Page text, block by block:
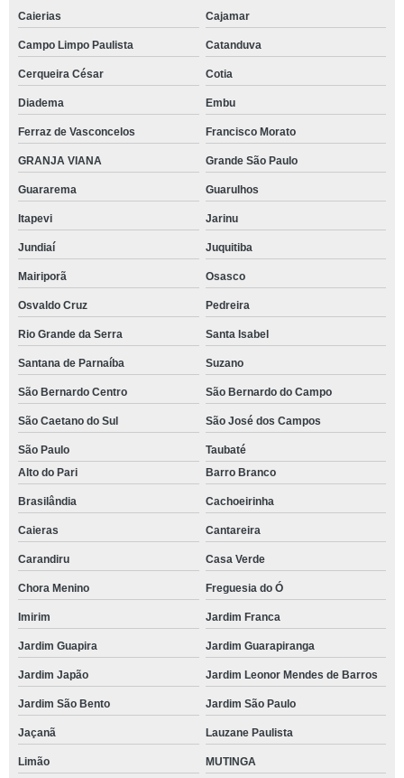
Caierias Cajamar
Campo Limpo Paulista Catanduva
Cerqueira César Cotia
Diadema Embu
Ferraz de Vasconcelos Francisco Morato
GRANJA VIANA Grande São Paulo
Guararema Guarulhos
Itapevi Jarinu
Jundiaí Juquitiba
Mairiporã Osasco
Osvaldo Cruz Pedreira
Rio Grande da Serra Santa Isabel
Santana de Parnaíba Suzano
São Bernardo Centro São Bernardo do Campo
São Caetano do Sul São José dos Campos
São Paulo
Taubaté
Alto do Pari
Barro Branco
Brasilândia Cachoeirinha
Caieras Cantareira
Carandiru Casa Verde
Chora Menino Freguesia do Ó
Imirim Jardim Franca
Jardim Guapira Jardim Guarapiranga
Jardim Japão Jardim Leonor Mendes de Barros
Jardim São Bento Jardim São Paulo
Jaçanã Lauzane Paulista
Limão MUTINGA